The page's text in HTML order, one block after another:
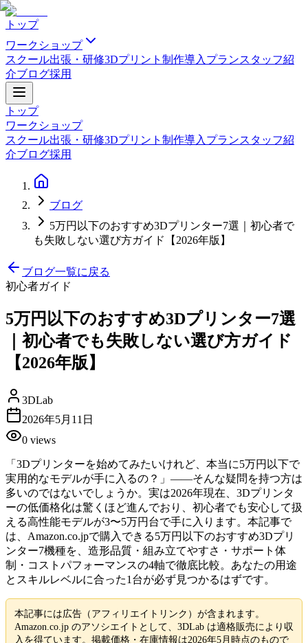
トップ
ワークショップ
スクール出張・研修3Dプリント制作導入プランスタッフ紹
介ブログ採用
トップ
ワークショップ
スクール出張・研修3Dプリント制作導入プランスタッフ紹
介ブログ採用
ブログ
5万円以下のおすすめ3Dプリンター7選｜初心者で
も失敗しない選び方ガイド【2026年版】
ブログ一覧に戻る
初心者ガイド
5万円以下のおすすめ3Dプリンター7選
｜初心者でも失敗しない選び方ガイド
【2026年版】
3DLab
2026年5月11日
0 views
「3Dプリンターを始めてみたいけれど、本当に5万円以下で
実用的なモデルが手に入るの？」――そんな疑問を持つ方は
多いのではないでしょうか。実は2026年現在、3Dプリンタ
ーの低価格化は驚くほど進んでおり、初心者でも安心して扱
える高性能モデルが3〜5万円台で手に入ります。本記事で
は、Amazon.co.jpで購入できる5万円以下のおすすめ3Dプリ
ンター7機種を、造形品質・組み立てやすさ・サポート体
制・コストパフォーマンスの4軸で徹底比較。あなたの用途
とスキルレベルに合った1台が必ず見つかるはずです。
本記事には広告（アフィリエイトリンク）が含まれます。
Amazon.co.jp のアソシエイトとして、3DLab は適格販売により収
入を得ています。掲載価格・在庫情報は2026年5月時点のもので